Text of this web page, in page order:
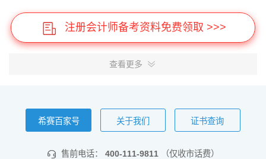
注册会计师备考资料免费领取 >>>
查看更多
希赛百家号 关于我们 证书查询
售前电话： 400-111-9811 （仅收市话费）